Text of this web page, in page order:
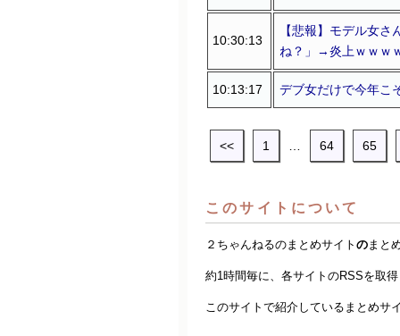
10:30:13
【悲報】モデル女
ね？」→炎上ｗｗｗ
10:13:17 デブ女だけで今年こ
<< 1 64 65
このサイトについて
２ちゃんねるのまとめサイト の まと
約1時間毎に、各サイトのRSSを取
このサイトで紹介しているまとめサ